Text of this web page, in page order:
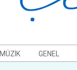
MÜZIK GENEL